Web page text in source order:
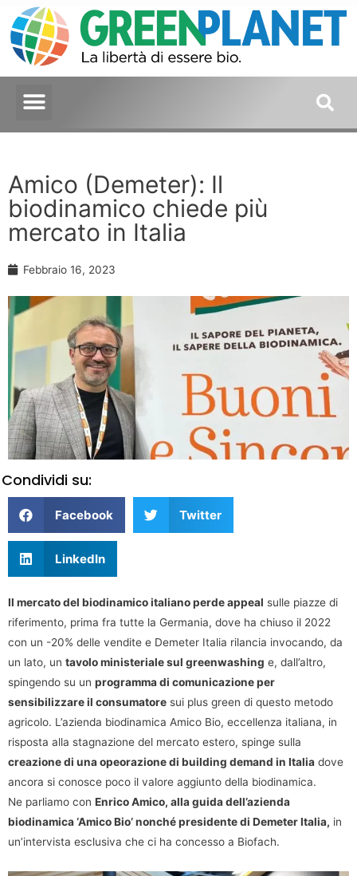
Amico (Demeter): Il
biodinamico chiede più
mercato in Italia
Febbraio 16, 2023
Condividi su:
Facebook Twitter
LinkedIn
Il mercato del biodinamico italiano perde appeal sulle piazze di
riferimento, prima fra tutte la Germania, dove ha chiuso il 2022
con un -20% delle vendite e Demeter Italia rilancia invocando, da
un lato, un tavolo ministeriale sul greenwashing e, dall’altro,
spingendo su un programma di comunicazione per
sensibilizzare il consumatore sui plus green di questo metodo
agricolo. L’azienda biodinamica Amico Bio, eccellenza italiana, in
risposta alla stagnazione del mercato estero, spinge sulla
creazione di una opeorazione di building demand in Italia dove
ancora si conosce poco il valore aggiunto della biodinamica.
Ne parliamo con Enrico Amico, alla guida dell’azienda
biodinamica ‘Amico Bio’ nonché presidente di Demeter Italia, in
un’intervista esclusiva che ci ha concesso a Biofach.